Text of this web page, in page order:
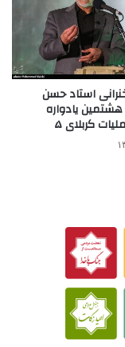
استاد حسن
یادواره
کربلای ۵